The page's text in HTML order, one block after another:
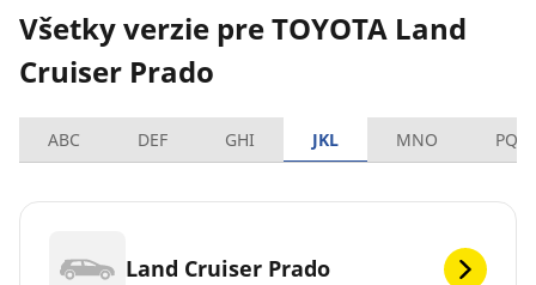
Všetky verzie pre TOYOTA Land
Cruiser Prado
ABC DEF GHI JKL MNO
Land Cruiser Prado